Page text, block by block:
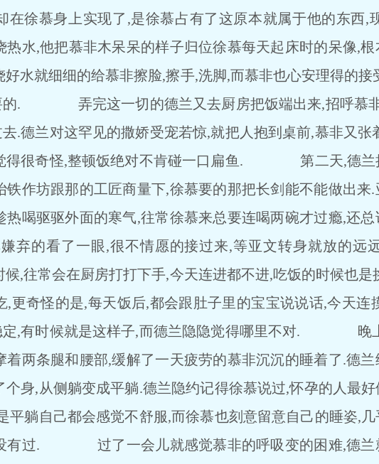
在徐慕身上实现了,是徐慕占有了这原本就属于他的东西,
把慕非木呆呆的样子归位徐慕每天起床时的呆像,根
好水就细细的给慕非擦脸,擦手,洗脚,而慕非也心安理得的接
的. 弄完这一切的德兰又去厨房把饭端出来,招呼慕非
.德兰对这罕见的撒娇受宠若惊,就把人抱到桌前,慕非又张
得很奇怪,整顿饭绝对不肯碰一口扁鱼. 第二天,德兰
铁作坊跟那的工匠商量下,徐慕要的那把长剑能不能做出来
热喝驱驱外面的寒气,往常徐慕来总要连喝两碗才过瘾,还
弃的看了一眼,很不情愿的接过来,等亚文转身就放的远
会在厨房打打下手,今天连进都不进,吃饭的时候也是
,更奇怪的是,每天饭后,都会跟肚子里的宝宝说说话,今天连
定,有时候就是这样子,而德兰隐隐觉得哪里不对. 晚
着两条腿和腰部,缓解了一天疲劳的慕非沉沉的睡着了.德
个身,从侧躺变成平躺.德兰隐约记得徐慕说过,怀孕的人最
平躺自己都会感觉不舒服,而徐慕也刻意留意自己的睡姿,
有过. 过了一会儿就感觉慕非的呼吸变的困难,德兰